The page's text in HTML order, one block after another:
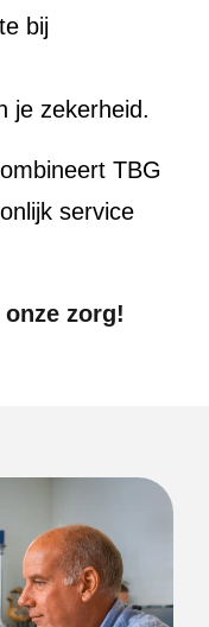
bij
je zekerheid.
TBG
service
zorg!